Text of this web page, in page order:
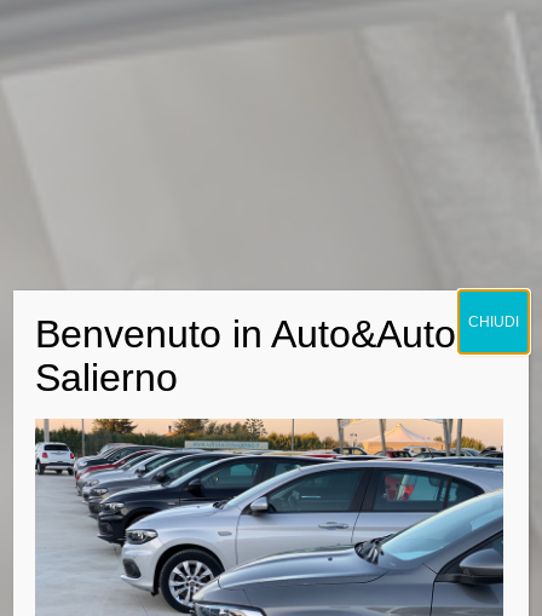
Benvenuto in Auto&Auto
Salierno
CHIUDI